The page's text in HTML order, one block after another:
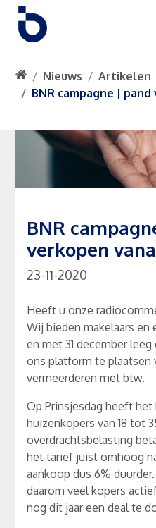
Nieuws
Artikelen
BNR campagne |
BNR
verkopen
23-11-2020
Heeft u onze
Wij bieden makelaars
en met 31 december
ons platform te plaatsen
vermeerderen met btw.
Op Prinsjesdag heeft
huizenkopers van 18 tot
overdrachtsbelasting
het tarief juist omhoog
aankoop dus 6%
daarom veel kopers
nog dit jaar een deal te